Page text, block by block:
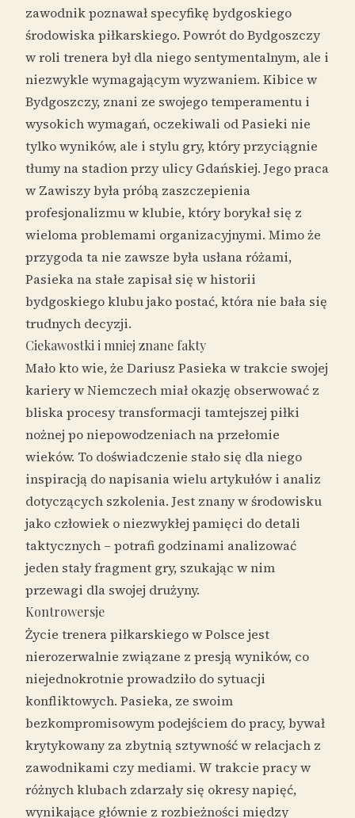
zawodnik poznawał specyfikę bydgoskiego
środowiska piłkarskiego. Powrót do Bydgoszczy
w roli trenera był dla niego sentymentalnym, ale i
niezwykle wymagającym wyzwaniem. Kibice w
Bydgoszczy, znani ze swojego temperamentu i
wysokich wymagań, oczekiwali od Pasieki nie
tylko wyników, ale i stylu gry, który przyciągnie
tłumy na stadion przy ulicy Gdańskiej. Jego praca
w Zawiszy była próbą zaszczepienia
profesjonalizmu w klubie, który borykał się z
wieloma problemami organizacyjnymi. Mimo że
przygoda ta nie zawsze była usłana różami,
Pasieka na stałe zapisał się w historii
bydgoskiego klubu jako postać, która nie bała się
trudnych decyzji.
Ciekawostki i mniej znane fakty
Mało kto wie, że Dariusz Pasieka w trakcie swojej
kariery w Niemczech miał okazję obserwować z
bliska procesy transformacji tamtejszej piłki
nożnej po niepowodzeniach na przełomie
wieków. To doświadczenie stało się dla niego
inspiracją do napisania wielu artykułów i analiz
dotyczących szkolenia. Jest znany w środowisku
jako człowiek o niezwykłej pamięci do detali
taktycznych – potrafi godzinami analizować
jeden stały fragment gry, szukając w nim
przewagi dla swojej drużyny.
Kontrowersje
Życie trenera piłkarskiego w Polsce jest
nierozerwalnie związane z presją wyników, co
niejednokrotnie prowadziło do sytuacji
konfliktowych. Pasieka, ze swoim
bezkompromisowym podejściem do pracy, bywał
krytykowany za zbytnią sztywność w relacjach z
zawodnikami czy mediami. W trakcie pracy w
różnych klubach zdarzały się okresy napięć,
wynikające głównie z rozbieżności między